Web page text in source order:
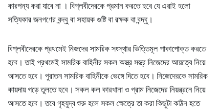
কারপন্য করা যাবে না । বিপ্লবীদেরকে প্রমান করতে হবে যে এরাই হলো
সত্যিকার জনগণের বন্দ্বু বা সহায়ক গুষ্টি বা রক্ষক বা বন্দ্বু।
বিপ্লবীদেরকে প্রথমেই নিজদের সামরিক সংস্থার ভিত্তিমূল পাকাপোক্ত করতে
হবে। তাই প্রথমেই সামরিক বাহিনীর সকল অস্ত্র সস্ত্র নিজেদের আয়ত্বে নিয়ে
আসতে হবে। পুরাতন সামরিক বাহিনীকে ভেঙ্গে দিতে হবে। নিজেদেরকে সামরিক
কায়দায় গড়ে তুলতে হবে। সকল কল কারখানা ও গ্রাম নিজেদের নিয়ন্ত্রনে নিয়ে
আসতে হবে। তবে গৃহযুদ্ব শুরু হলে সকল ক্ষেত্রে তা করা কিছুটা কঠিন হতে